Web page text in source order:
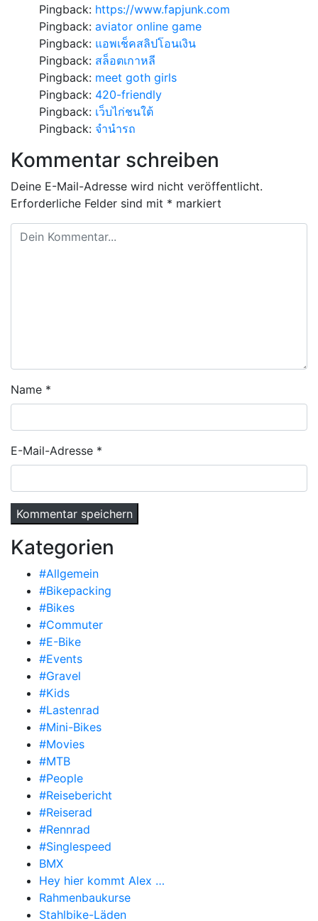
Pingback: https://www.fapjunk.com
Pingback: aviator online game
Pingback: แอพเช็คสลิปโอนเงิน
Pingback: สล็อตเกาหลี
Pingback: meet goth girls
Pingback: 420-friendly
Pingback: เว็บไก่ชนใต้
Pingback: จำนำรถ
Kommentar schreiben
Deine E-Mail-Adresse wird nicht veröffentlicht.
Erforderliche Felder sind mit * markiert
Name *
E-Mail-Adresse *
Kategorien
#Allgemein
#Bikepacking
#Bikes
#Commuter
#E-Bike
#Events
#Gravel
#Kids
#Lastenrad
#Mini-Bikes
#Movies
#MTB
#People
#Reisebericht
#Reiserad
#Rennrad
#Singlespeed
BMX
Hey hier kommt Alex …
Rahmenbaukurse
Stahlbike-Läden